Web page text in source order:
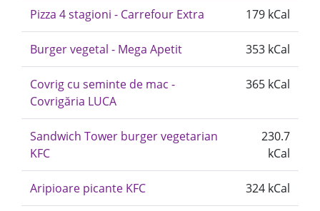
Pizza 4 stagioni - Carrefour Extra 179 kCal
Burger vegetal - Mega Apetit 353 kCal
Covrig cu seminte de mac -
Covrigăria LUCA
365 kCal
Sandwich Tower burger vegetarian
KFC
230.7
kCal
Aripioare picante KFC 324 kCal